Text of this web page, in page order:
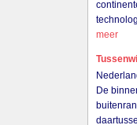
meer
De